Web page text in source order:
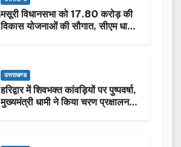
मसूरी विधानसभा को 17.80 करोड़ की
विकास योजनाओं की सौगात, सीएम धामी
उत्तराखण्ड
हरिद्वार में शिवभक्त कांवड़ियों पर पुष्पवर्षा,
मुख्यमंत्री धामी ने किया चरण प्रक्षालन…